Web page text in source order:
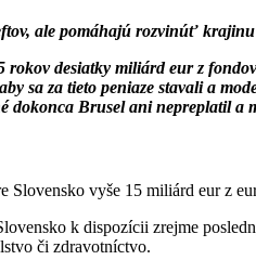
ale pomáhajú rozvinúť
rokov desiatky miliárd eur z
sa za tieto peniaze stavali a
dokonca Brusel ani nepreplatil a
vyše 15 miliárd eur z
k dispozícii zrejme
či zdravotníctvo.